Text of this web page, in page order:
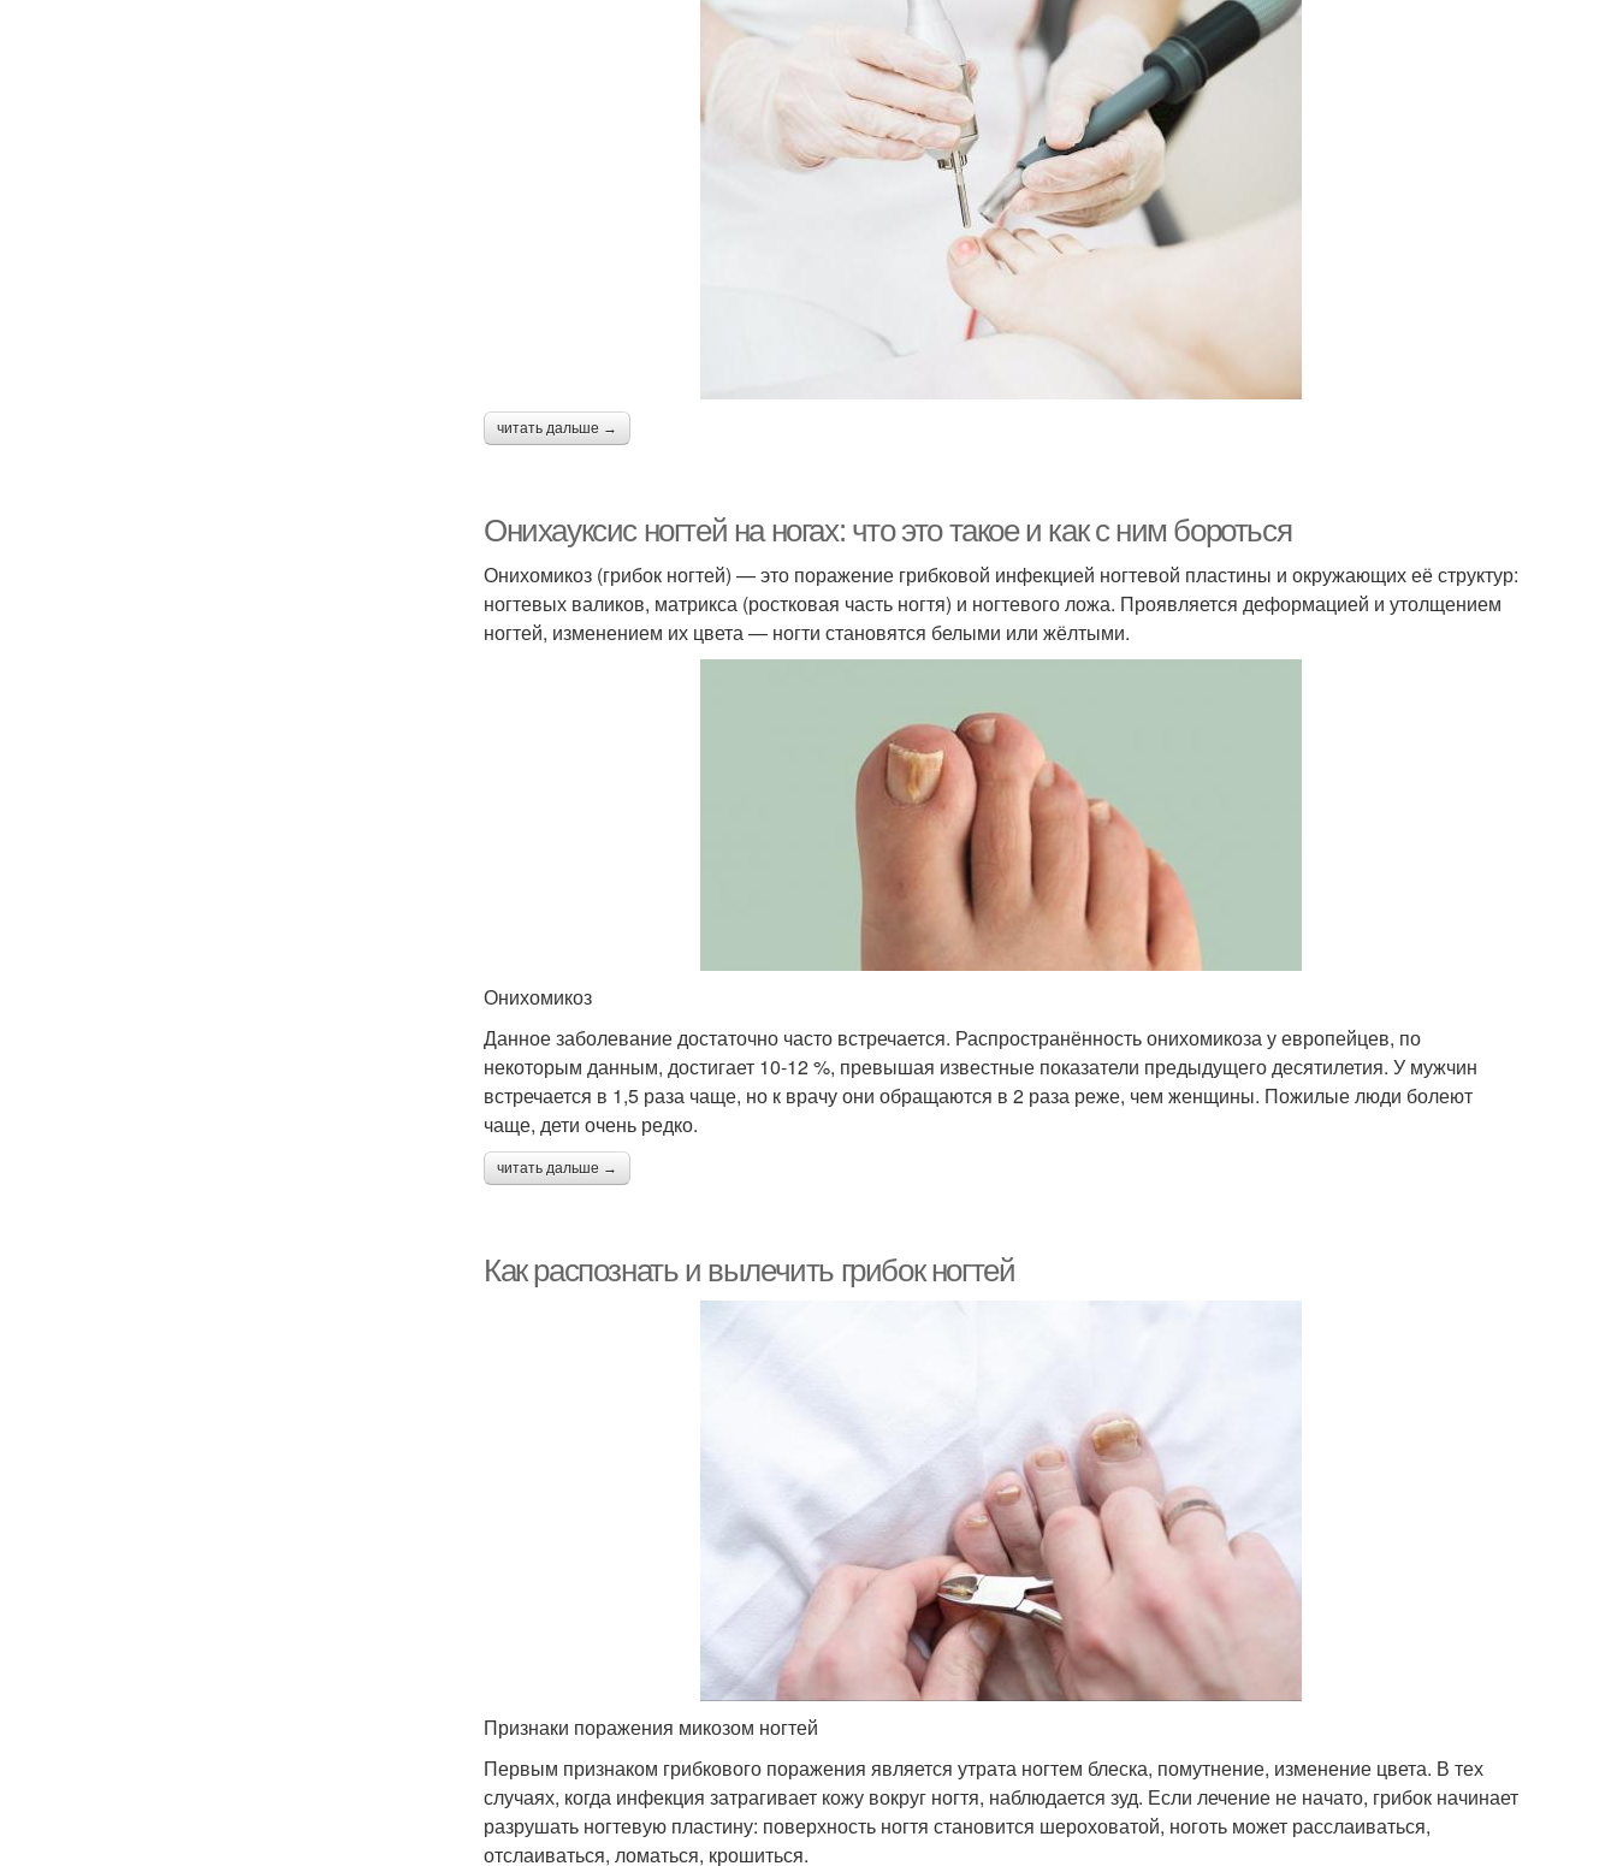
читать дальше →
Онихауксис ногтей на ногах: что это такое и как с ним бороться
Онихомикоз (грибок ногтей) — это поражение грибковой инфекцией ногтевой пластины и окружающих её структур:
ногтевых валиков, матрикса (ростковая часть ногтя) и ногтевого ложа. Проявляется деформацией и утолщением
ногтей, изменением их цвета — ногти становятся белыми или жёлтыми.
Онихомикоз
Данное заболевание достаточно часто встречается. Распространённость онихомикоза у европейцев, по
некоторым данным, достигает 10-12 %, превышая известные показатели предыдущего десятилетия. У мужчин
встречается в 1,5 раза чаще, но к врачу они обращаются в 2 раза реже, чем женщины. Пожилые люди болеют
чаще, дети очень редко.
читать дальше →
Как распознать и вылечить грибок ногтей
Признаки поражения микозом ногтей
Первым признаком грибкового поражения является утрата ногтем блеска, помутнение, изменение цвета. В тех
случаях, когда инфекция затрагивает кожу вокруг ногтя, наблюдается зуд. Если лечение не начато, грибок начинает
разрушать ногтевую пластину: поверхность ногтя становится шероховатой, ноготь может расслаиваться,
отслаиваться, ломаться, крошиться.